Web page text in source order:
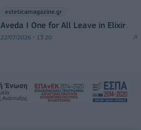
esteticamagazine.gr
Aveda I One for All Leave in Elixir
22/07/2026 - 13:20